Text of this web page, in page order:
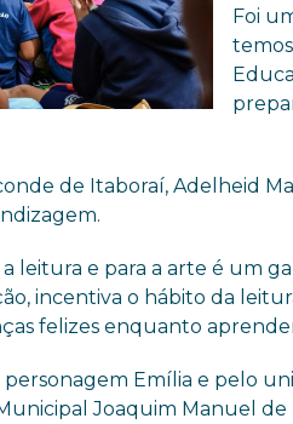
Foi
de Itaboraí, Adelheid
leitura e para a arte é um
incentiva o hábito da
felizes enquanto
Emília e pelo
Joaquim Manuel